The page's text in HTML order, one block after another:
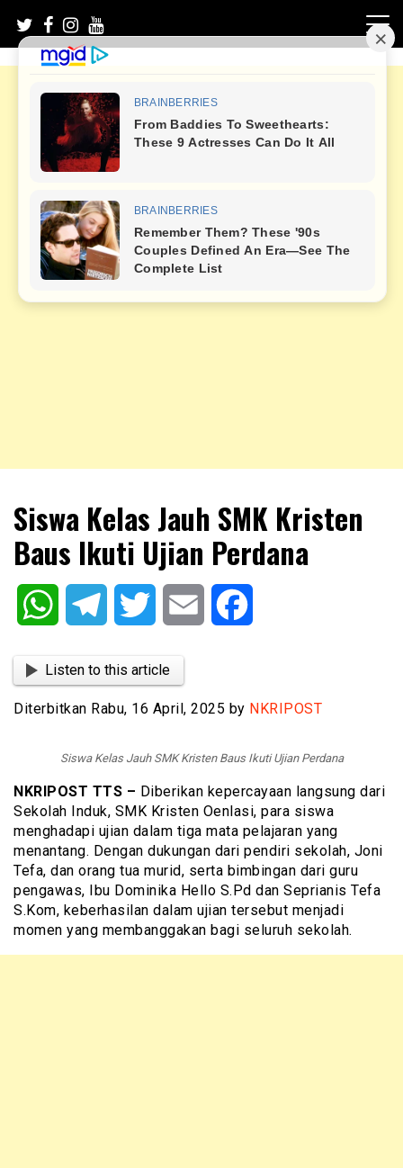
content
NKRIPOST
Siswa Kelas Jauh SMK Kristen
Baus Ikuti Ujian Perdana
WhatsAppTelegram Twitter Email
Listen to this article
Diterbitkan Rabu, 16 April, 2025 by NKRIPOST
Siswa Kelas Jauh SMK Kristen Baus Ikuti Ujian Perdana
NKRIPOST TTS – Diberikan kepercayaan langsung dari
Sekolah Induk, SMK Kristen Oenlasi, para siswa
menghadapi ujian dalam tiga mata pelajaran yang
menantang. Dengan dukungan dari pendiri sekolah, Joni
Tefa, dan orang tua murid, serta bimbingan dari guru
pengawas, Ibu Dominika Hello S.Pd dan Seprianis Tefa
S.Kom, keberhasilan dalam ujian tersebut menjadi
momen yang membanggakan bagi seluruh sekolah.